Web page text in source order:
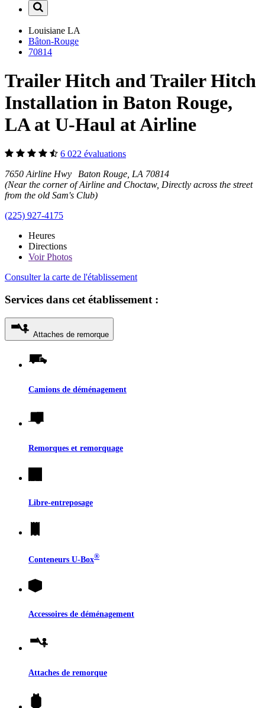
Louisiane LA
Bâton-Rouge
70814
Trailer Hitch and Trailer Hitch
Installation in Baton Rouge,
LA at U-Haul at Airline
6 022 évaluations
7650 Airline Hwy Baton Rouge, LA 70814
(Near the corner of Airline and Choctaw, Directly across the street
from the old Sam's Club)
(225) 927-4175
Heures
Directions
VoirPhotos
Consulter la carte de l'établissement
Services dans cet établissement :
Attaches de remorque
Camions de déménagement
Remorques et remorquage
Libre-entreposage
Conteneurs U-Box®
Accessoires de déménagement
Attaches de remorque